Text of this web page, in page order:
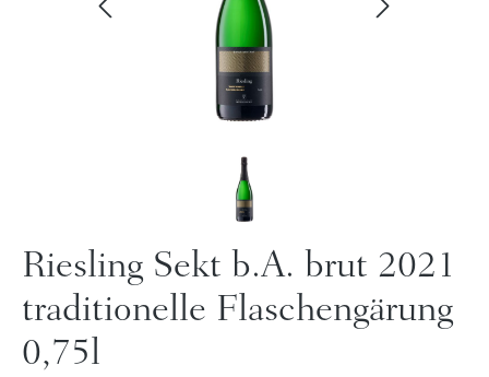
Riesling Sekt b.A. brut 2021
traditionelle Flaschengärung
0,75l